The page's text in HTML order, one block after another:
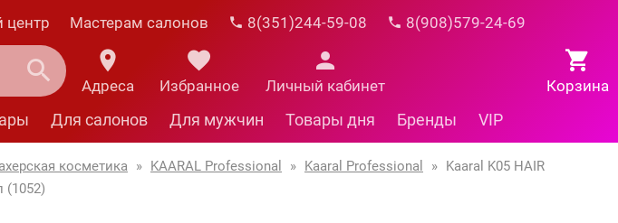
центр Мастерам салонов 8(351)244-59-08 8(908)579-24-69
Корзина
Адреса Избранное Личный кабинет
Для салонов Для мужчин Товары дня Бренды VIP
косметика » KAARAL Professional » Kaaral Professional » Kaaral K05 HAIR
(1052)